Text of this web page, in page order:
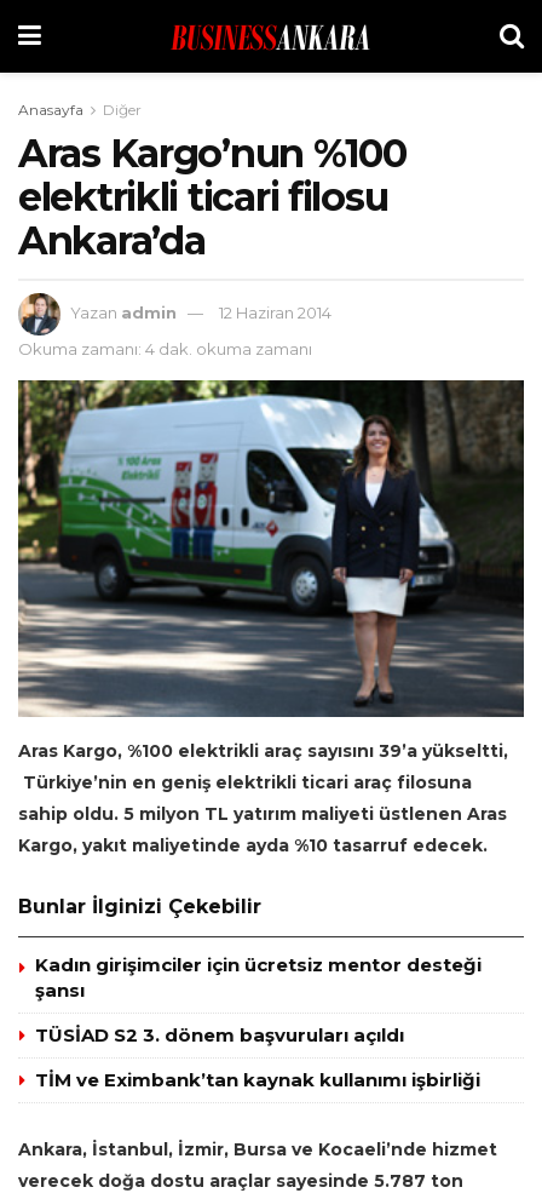
Anasayfa Diğer
Aras Kargo’nun %100
elektrikli ticari filosu
Ankara’da
Yazan admin
12 Haziran 2014
Okuma zamanı: 4 dak. okuma zamanı
Aras Kargo, %100 elektrikli araç sayısını 39’a yükseltti,
Türkiye’nin en geniş elektrikli ticari araç filosuna
sahip oldu. 5 milyon TL yatırım maliyeti üstlenen Aras
Kargo, yakıt maliyetinde ayda %10 tasarruf edecek.
Bunlar İlginizi Çekebilir
Kadın girişimciler için ücretsiz mentor desteği
şansı
TÜSİAD S2 3. dönem başvuruları açıldı
TİM ve Eximbank’tan kaynak kullanımı işbirliği
Ankara, İstanbul, İzmir, Bursa ve Kocaeli’nde hizmet
verecek doğa dostu araçlar sayesinde 5.787 ton